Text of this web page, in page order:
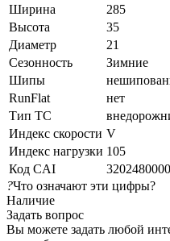
Ширина
285
Высота
35
Диаметр
21
Сезонность
Зимние
Шипы
RunFlat
нет
Тип ТС
Индекс скорости V
Индекс нагрузки 105
Код CAI
3202480000
?Что означают эти цифры?
Наличие
Задать вопрос
Вы можете задать любой